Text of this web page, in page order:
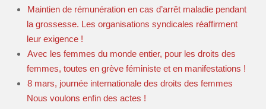
Maintien de rémunération en cas d’arrêt maladie pendant
la grossesse. Les organisations syndicales réaffirment
leur exigence !
Avec les femmes du monde entier, pour les droits des
femmes, toutes en grève féministe et en manifestations !
8 mars, journée internationale des droits des femmes
Nous voulons enfin des actes !